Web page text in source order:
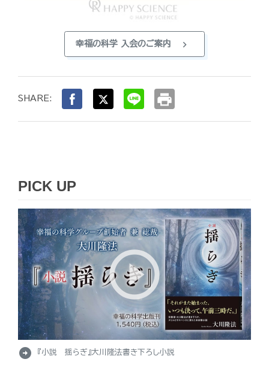
幸福の科学 入会のご案内 chevron_right
SHARE: print
PICK UP
arrow_circle_right 『小説 揺らぎ』大川隆法書き下ろし小説